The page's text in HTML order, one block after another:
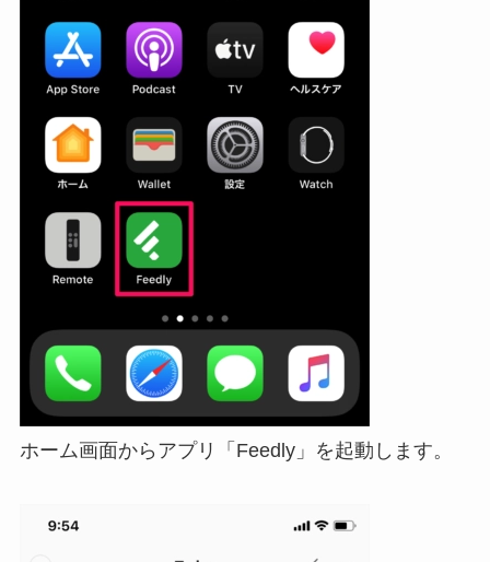
ホーム画面からアプリ「Feedly」を起動します。